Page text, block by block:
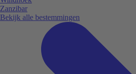
Zanzibar
Bekijk alle bestemmingen